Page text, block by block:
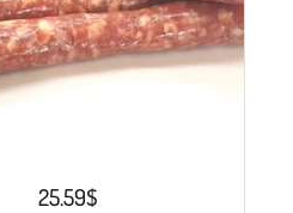
25.59$